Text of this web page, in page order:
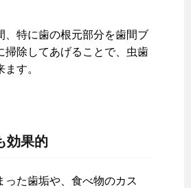
、特に歯の根元部分を歯間ブ
掃除してあげることで、虫歯
す。
効果的
った歯垢や、食べ物のカス